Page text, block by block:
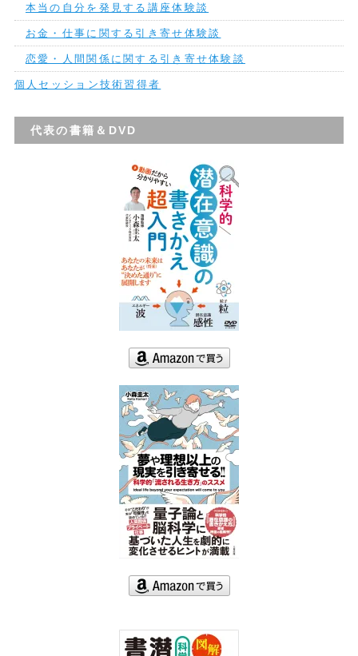
本当の自分を発見する講座体験談
お金・仕事に関する引き寄せ体験談
恋愛・人間関係に関する引き寄せ体験談
個人セッション技術習得者
代表の書籍＆DVD